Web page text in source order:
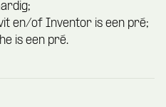
en/of Inventor is een pré;
is een pré.